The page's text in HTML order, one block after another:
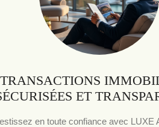
TRANSACTIONS
ET
en toute confiance avec LUXE